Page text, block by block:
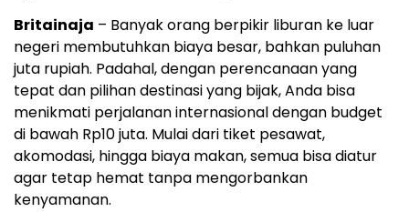
Britainaja – Banyak orang berpikir liburan ke luar
negeri membutuhkan biaya besar, bahkan puluhan
juta rupiah. Padahal, dengan perencanaan yang
tepat dan pilihan destinasi yang bijak, Anda bisa
menikmati perjalanan internasional dengan budget
di bawah Rp10 juta. Mulai dari tiket pesawat,
akomodasi, hingga biaya makan, semua bisa diatur
agar tetap hemat tanpa mengorbankan
kenyamanan.